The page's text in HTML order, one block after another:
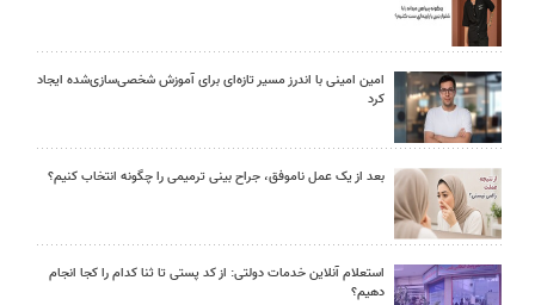
امین امینی با اندرز مسیر تازه‌ای برای آموزش شخصی‌سازی‌شده ایجاد
کرد
بعد از یک عمل ناموفق، جراح بینی ترمیمی را چگونه انتخاب کنیم؟
استعلام آنلاین خدمات دولتی: از کد پستی تا ثنا کدام را کجا انجام
دهیم؟